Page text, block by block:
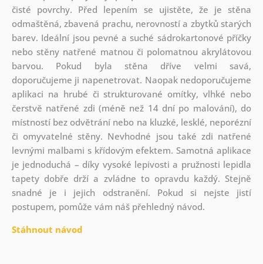
čisté povrchy. Před lepením se ujistěte, že je stěna
odmaštěná, zbavená prachu, nerovností a zbytků starých
barev. Ideální jsou pevné a suché sádrokartonové příčky
nebo stěny natřené matnou či polomatnou akrylátovou
barvou. Pokud byla stěna dříve velmi savá,
doporučujeme ji napenetrovat. Naopak nedoporučujeme
aplikaci na hrubé či strukturované omítky, vlhké nebo
čerstvě natřené zdi (méně než 14 dní po malování), do
místností bez odvětrání nebo na kluzké, lesklé, neporézní
či omyvatelné stěny. Nevhodné jsou také zdi natřené
levnými malbami s křídovým efektem. Samotná aplikace
je jednoduchá – díky vysoké lepivosti a pružnosti lepidla
tapety dobře drží a zvládne to opravdu každý. Stejně
snadné je i jejich odstranění. Pokud si nejste jistí
postupem, pomůže vám náš přehledný návod.
Stáhnout návod